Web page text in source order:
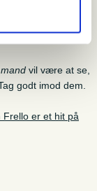
Frello
vil være at se,
godt imod dem.
Frello er et hit på